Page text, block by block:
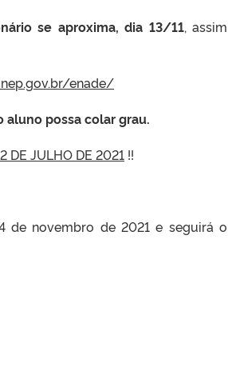
se aproxima, dia 13/11, assim
enade/
possa colar grau.
DE JULHO DE 2021 !!
de novembro de 2021 e seguirá o